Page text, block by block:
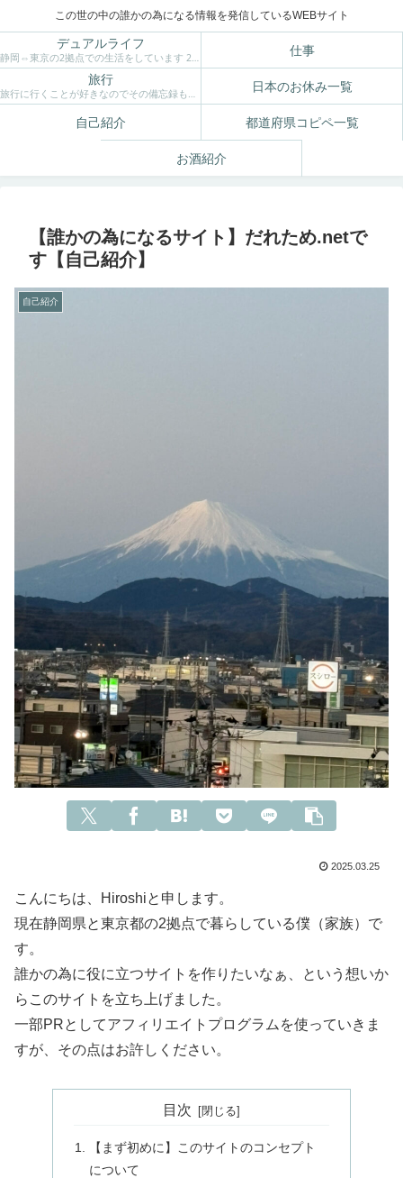
この世の中の誰かの為になる情報を発信しているWEBサイト
デュアルライフ
静岡⇔東京の2拠点での生活をしています 2拠点生活の良さや苦労など、リアルな暮らしを 掲載していきます。
仕事
旅行
旅行に行くことが好きなのでその備忘録もかねて。 旅館や行き方、その場所の魅力なども掲載していきます。 日本のお休み一覧
自己紹介 都道府県コピペ一覧
お酒紹介
【誰かの為になるサイト】だれため.netで
す【自己紹介】
自己紹介
2025.03.25
こんにちは、Hiroshiと申します。
現在静岡県と東京都の2拠点で暮らしている僕（家族）で
す。
誰かの為に役に立つサイトを作りたいなぁ、という想いか
らこのサイトを立ち上げました。
一部PRとしてアフィリエイトプログラムを使っていきま
すが、その点はお許しください。
目次
【まず初めに】このサイトのコンセプト
について